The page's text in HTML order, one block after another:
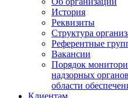
История
Реквизиты
Структура
Референтные
Вакансии
Порядок
надзорных
области
Клиентам